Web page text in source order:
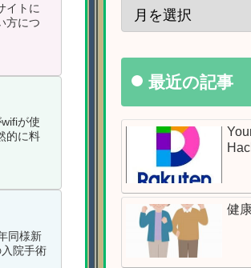
イトに
方につ
が使
的に料
同様新
院手術
最近の記事
健